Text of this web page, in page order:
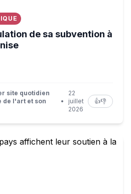
de sa subvention à
site quotidien
de l'art et son
•
22
juillet
2026
👍👎
affichent leur soutien à la